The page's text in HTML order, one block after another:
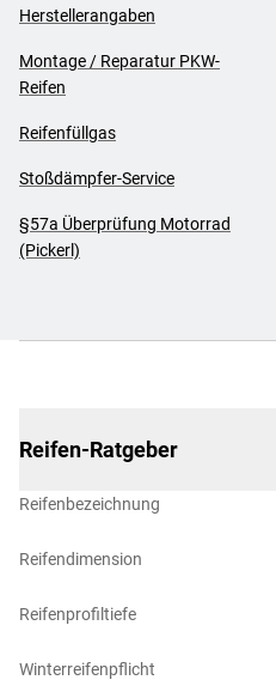
Herstellerangaben
Montage / Reparatur PKW-
Reifen
Reifenfüllgas
Stoßdämpfer-Service
§57a Überprüfung Motorrad
(Pickerl)
Reifen-Ratgeber
Reifenbezeichnung
Reifendimension
Reifenprofiltiefe
Winterreifenpflicht